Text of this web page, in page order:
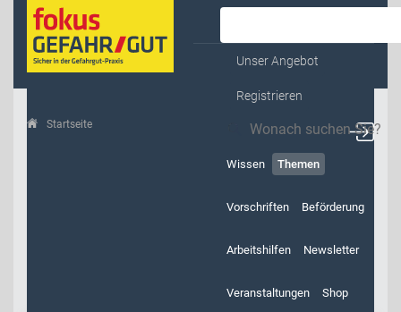
Unser Angebot
Registrieren
Wissen Themen
Vorschriften Beförderung
Arbeitshilfen Newsletter
Veranstaltungen Shop
Startseite